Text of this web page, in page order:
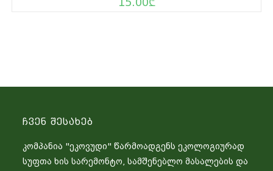
Ჩვენ Შესახებ
კომპანია "ეკოვუდი" წარმოადგენს ეკოლოგიურად
სუფთა ხის სარემონტო, სამშენებლო მასალების და